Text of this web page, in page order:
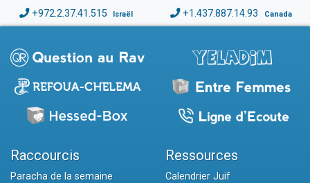
+972.2.37.41.515 Israël +1.437.887.14.93 Canada
Raccourcis
Paracha de la semaine
Ressources
Calendrier Juif